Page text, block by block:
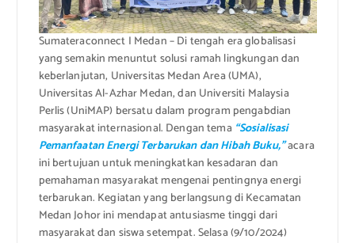
Sumateraconnect I Medan – Di tengah era globalisasi
yang semakin menuntut solusi ramah lingkungan dan
keberlanjutan, Universitas Medan Area (UMA),
Universitas Al-Azhar Medan, dan Universiti Malaysia
Perlis (UniMAP) bersatu dalam program pengabdian
masyarakat internasional. Dengan tema“Sosialisasi
Pemanfaatan Energi Terbarukan dan Hibah Buku,”acara
ini bertujuan untuk meningkatkan kesadaran dan
pemahaman masyarakat mengenai pentingnya energi
terbarukan. Kegiatan yang berlangsung di Kecamatan
Medan Johor ini mendapat antusiasme tinggi dari
masyarakat dan siswa setempat. Selasa (9/10/2024)